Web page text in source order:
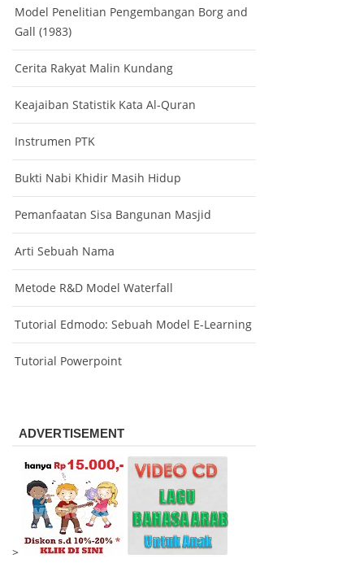
Model Penelitian Pengembangan Borg and
Gall (1983)
Cerita Rakyat Malin Kundang
Keajaiban Statistik Kata Al-Quran
Instrumen PTK
Bukti Nabi Khidir Masih Hidup
Pemanfaatan Sisa Bangunan Masjid
Arti Sebuah Nama
Metode R&D Model Waterfall
Tutorial Edmodo: Sebuah Model E-Learning
Tutorial Powerpoint
ADVERTISEMENT
>